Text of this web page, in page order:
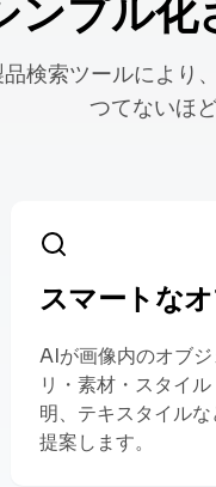
ンプル化
検索ツールにより
つてないほ
スマートな
AIが画像内のオブ
リ・素材・スタイ
明、テキスタイル
提案します。